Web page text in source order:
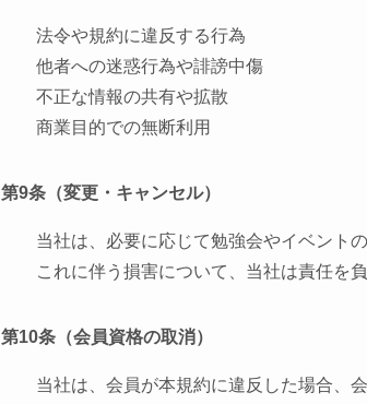
法令や規約に違反する行為
他者への迷惑行為や誹謗中傷
不正な情報の共有や拡散
商業目的での無断利用
第9条（変更・キャンセル）
当社は、必要に応じて勉強会やイベント
これに伴う損害について、当社は責任を負
第10条（会員資格の取消）
当社は、会員が本規約に違反した場合、